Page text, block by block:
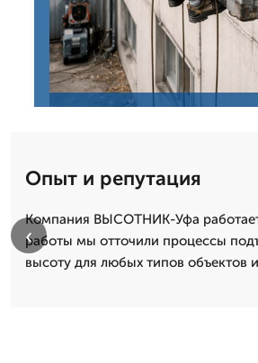
Опыт и репутация
Компания ВЫСОТНИК-Уфа работает
работы мы отточили процессы
высоту для любых типов объектов
‹